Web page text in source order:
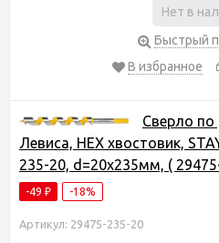
Нет в
Быстрый
В избранное
Сверло по
Левиса, HEX хвостовик,
235-20, d=20х235мм, (
-49 ₽ -18%
Артикул: 29475-235-20